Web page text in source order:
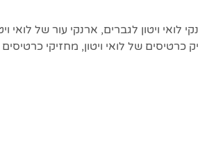
לואי ויטון לגברים, ארנקי עור של לואי
כרטיסים של לואי ויטון, מחזיקי